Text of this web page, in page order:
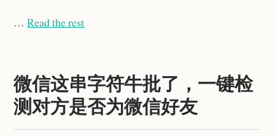
…Read the rest
微信这串字符牛批了，一键检
测对方是否为微信好友